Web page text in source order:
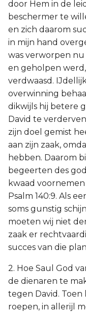
door Hem in de
beschermer te
en zich daarom
in mijn hand
was verworpen
en geholpen
verdwaasd.
overwinning
dikwijls hij betere
David te
zijn doel gemist
aan zijn zaak,
hebben. Daarom
begeerten des
kwaad
Psalm 140:9. Als
soms gunstig
moeten wij niet
zaak er
succes van die
2. Hoe Saul God
de dienaren te
tegen David.
roepen, in allerijl